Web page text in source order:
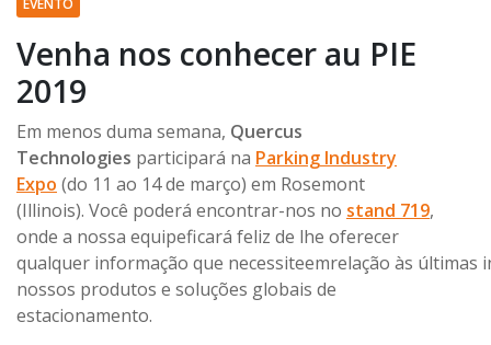
Venha nos conhecer au PIE
2019
Em menos duma semana, Quercus
Technologies participará na Parking Industry
Expo (do 11 ao 14 de março) em Rosemont
(Illinois). Você poderá encontrar-nos no stand 719,
onde a nossa equipeficará feliz de lhe oferecer
qualquer informação que necessiteemrelação às últimas
nossos produtos e soluções globais de
estacionamento.